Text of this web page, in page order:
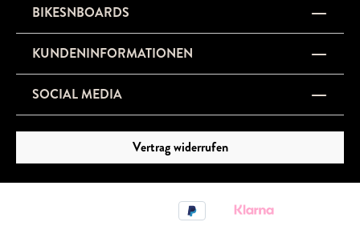
BIKESNBOARDS
KUNDENINFORMATIONEN
SOCIAL MEDIA
Vertrag widerrufen